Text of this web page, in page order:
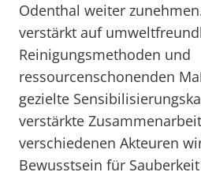
Odenthal weiter
verstärkt auf
Reinigungsmethoden und
ressourcenschonenden
gezielte
verstärkte
verschiedenen Akteuren
Bewusstsein für